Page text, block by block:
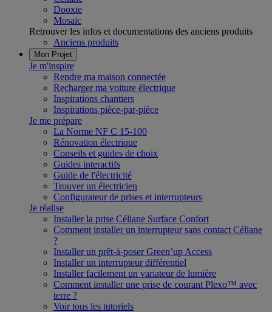
Dooxie
Mosaic
Retrouver les infos et documentations des anciens produits
Anciens produits
Mon Projet
Je m'inspire
Rendre ma maison connectée
Recharger ma voiture électrique
Inspirations chantiers
Inspirations pièce-par-pièce
Je me prépare
La Norme NF C 15-100
Rénovation électrique
Conseils et guides de choix
Guides interactifs
Guide de l'électricité
Trouver un électricien
Configurateur de prises et interrupteurs
Je réalise
Installer la prise Céliane Surface Confort
Comment installer un interrupteur sans contact Céliane
?
Installer un prêt-à-poser Green’up Access
Installer un interrupteur différentiel
Installer facilement un variateur de lumière
Comment installer une prise de courant Plexo™ avec
terre ?
Voir tous les tutoriels